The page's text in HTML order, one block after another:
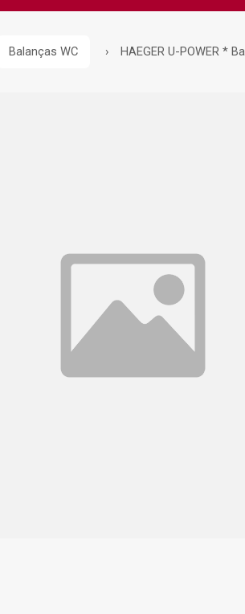
Balanças WC HAEGER U-POWER *